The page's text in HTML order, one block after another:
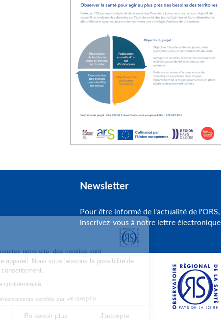
Newsletter
Pour être informé de l'actualité de l'ORS,
inscrivez-vous à notre lettre électronique
Lorsque vous consultez notre site, des cookies sont
déposés sur votre appareil. Nous vous laissons la possibilité de
paramétrer votre consentement.
Lire la politique de confidentialité
Consentements certifiés par
Je refuse En savoir plus